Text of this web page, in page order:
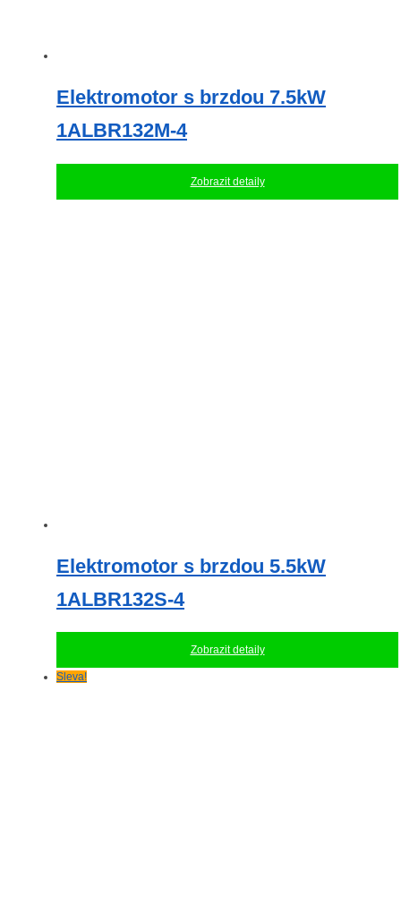
Elektromotor s brzdou 7.5kW
1ALBR132M-4
Zobrazit detaily
Elektromotor s brzdou 5.5kW
1ALBR132S-4
Zobrazit detaily
Sleva!